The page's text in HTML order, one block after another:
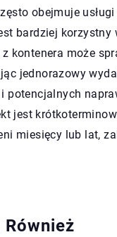
obejmuje
bardziej
kontenera może
jednorazowy
potencjalnych
jest
miesięcy lub lat,